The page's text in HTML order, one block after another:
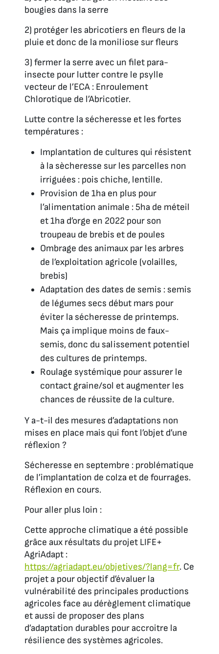
bougies dans la serre
2) protéger les abricotiers en fleurs de la
pluie et donc de la moniliose sur fleurs
3) fermer la serre avec un filet para-
insecte pour lutter contre le psylle
vecteur de l’ECA : Enroulement
Chlorotique de l’Abricotier.
Lutte contre la sécheresse et les fortes
températures :
Implantation de cultures qui résistent
à la sècheresse sur les parcelles non
irriguées : pois chiche, lentille.
Provision de 1ha en plus pour
l’alimentation animale : 5ha de méteil
et 1ha d’orge en 2022 pour son
troupeau de brebis et de poules
Ombrage des animaux par les arbres
de l’exploitation agricole (volailles,
brebis)
Adaptation des dates de semis : semis
de légumes secs début mars pour
éviter la sécheresse de printemps.
Mais ça implique moins de faux-
semis, donc du salissement potentiel
des cultures de printemps.
Roulage systémique pour assurer le
contact graine/sol et augmenter les
chances de réussite de la culture.
Y a-t-il des mesures d’adaptations non
mises en place mais qui font l’objet d’une
réflexion ?
Sécheresse en septembre : problématique
de l’implantation de colza et de fourrages.
Réflexion en cours.
Pour aller plus loin :
Cette approche climatique a été possible
grâce aux résultats du projet LIFE+
AgriAdapt :
https://agriadapt.eu/objetives/?lang=fr. Ce
projet a pour objectif d’évaluer la
vulnérabilité des principales productions
agricoles face au dérèglement climatique
et aussi de proposer des plans
d’adaptation durables pour accroitre la
résilience des systèmes agricoles.